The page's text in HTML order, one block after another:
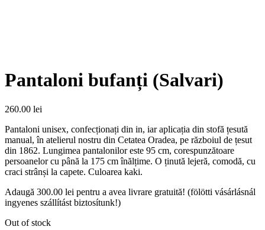
Pantaloni bufanți (Salvari)
260.00 lei
Pantaloni unisex, confecționați din in, iar aplicația din stofă țesută
manual, în atelierul nostru din Cetatea Oradea, pe războiul de țesut
din 1862. Lungimea pantalonilor este 95 cm, corespunzătoare
persoanelor cu până la 175 cm înălțime. O ținută lejeră, comodă, cu
craci strânși la capete. Culoarea kaki.
Adaugă 300.00 lei pentru a avea livrare gratuită! (fölötti vásárlásnál
ingyenes szállítást biztosítunk!)
Out of stock